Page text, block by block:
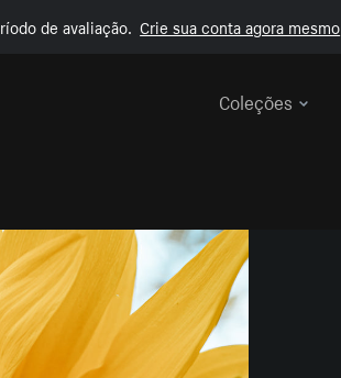
de avaliação. Crie sua conta agora mesmo
Coleções